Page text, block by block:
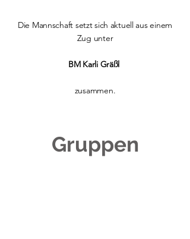
Die Mannschaft setzt sich aktuell aus einem
Zug unter
BM Karli Gräßl
zusammen.
Gruppen